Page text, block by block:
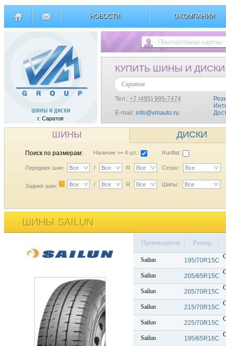
НОВОСТИ О КОМПАНИИ
г. Саратов
КУПИТЬ ШИНЫ И ДИСКИ
Саратов
Тел.: +7 (495) 995-7474
E-mail: info@vmauto.ru
ШИНЫ ДИСКИ
Поиск по размерам: Наличие >= 4 шт.: Runflat:
Передних шин: Все / Все R Все Сезон: Все
Задних шин: ? Все / Все R Все Шипы: Все
ШИНЫ SAILUN
Производитель Размер
Sailun 195/70R15C
Sailun 205/65R15C
Sailun 205/70R15C
Sailun 215/70R15C
Sailun 225/70R15C
Sailun 195/65R16C